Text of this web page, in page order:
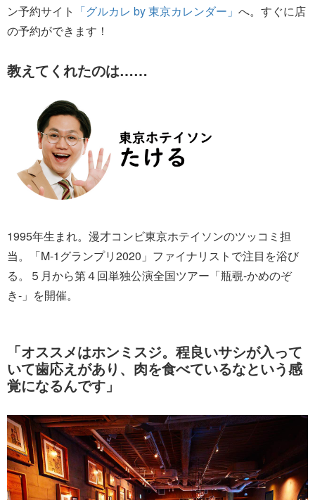
ン予約サイト 「グルカレ by 東京カレンダー」 へ。すぐに店
の予約ができます！
教えてくれたのは……
1995年生まれ。漫才コンビ東京ホテイソンのツッコミ担
当。「M-1グランプリ2020」ファイナリストで注目を浴び
る。５月から第４回単独公演全国ツアー「瓶覗-かめのぞ
き-」を開催。
「オススメはホンミスジ。程良いサシが入って
いて歯応えがあり、肉を食べているなという感
覚になるんです」